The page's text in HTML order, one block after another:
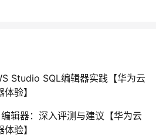
Studio SQL编辑器实践【华为云
验】
辑器：深入评测与建议【华为云
验】